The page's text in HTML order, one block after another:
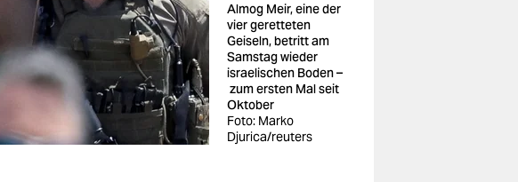
Almog Meir, eine der
vier geretteten
Geiseln, betritt am
Samstag wieder
israelischen Boden –
zum ersten Mal seit
Oktober
Foto: Marko
Djurica/reuters